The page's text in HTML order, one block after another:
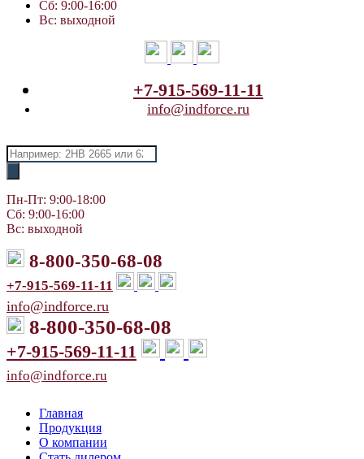
Сб: 9:00-16:00
Вс: выходной
+7-915-569-11-11
info@indforce.ru
Поиск
товаров
Пн-Пт: 9:00-18:00
Сб: 9:00-16:00
Вс: выходной
8-800-350-68-08
+7-915-569-11-11
info@indforce.ru
8-800-350-68-08
+7-915-569-11-11
info@indforce.ru
Главная
Продукция
О компании